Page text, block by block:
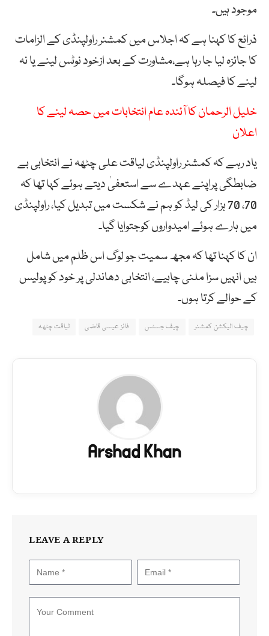
موجود ہیں۔
ذرائع کا کہنا ہے کہ اجلاس میں کمشنر راولپنڈی کے الزامات
کا جائزہ لیا جا رہا ہے،مشاورت کے بعد ازخود نوٹس لینے یا نہ
لینے کا فیصلہ ہوگا۔
خلیل الرحمان کا آئندہ عام انتخابات میں حصہ لینے کا
اعلان
یاد رہے کہ کمشنر راولپنڈی لیاقت علی چٹھہ نے انتخابی بے
ضابطگی پراپنے عہدے سے استعفیٰ دیتے ہوئے کہا تھا کہ
70، 70 ہزار کی لیڈ کو ہم نے شکست میں تبدیل کیا، راولپنڈی
میں ہارے ہوئے امیدواروں کوجتوایا گیا۔
ان کا کہنا تھا کہ مجھ سمیت جو لوگ اس ظلم میں شامل
ہیں انہیں سزا ملنی چاہیے، انتخابی دھاندلی پر خود کو پولیس
کے حوالے کرتا ہوں۔
چیف الیکشن کمشنر چیف جسٹس فائز عیسی قاضی لیاقت چٹھہ
Arshad Khan
LEAVE A REPLY